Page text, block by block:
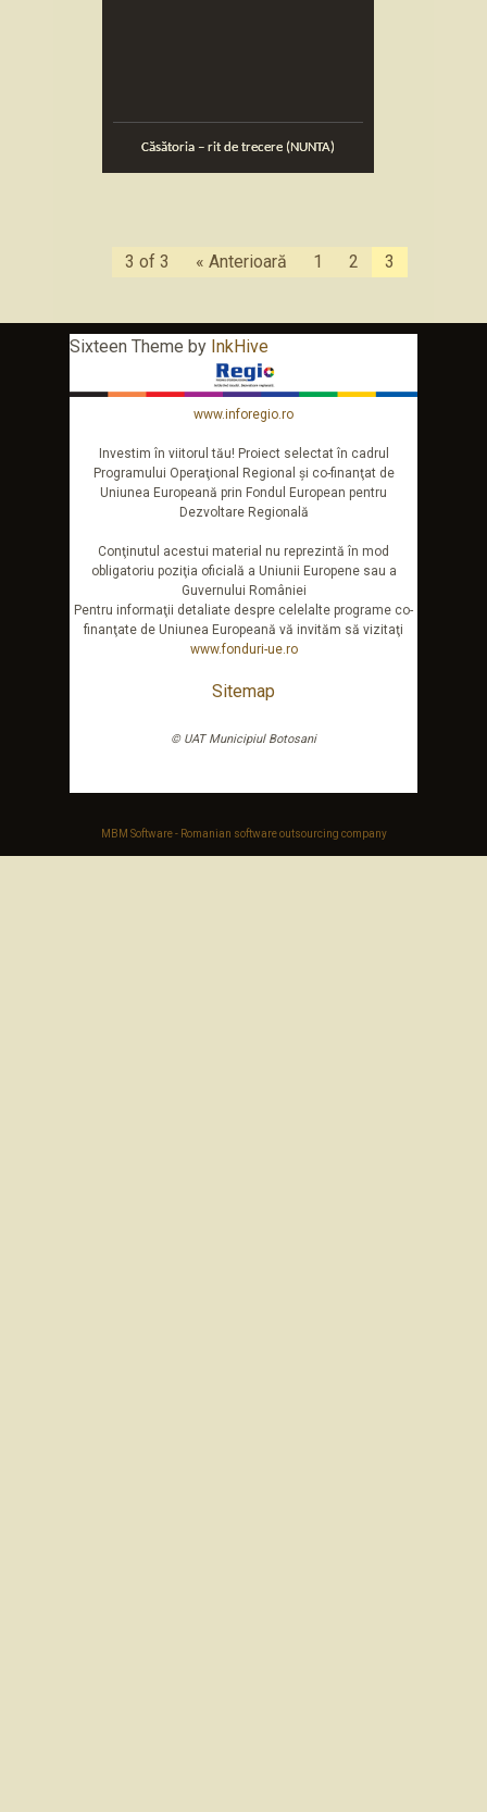
Căsătoria – rit de trecere (NUNTA)
3 of 3 « Anterioară 1 2 3
Sixteen Theme by InkHive
www.inforegio.ro
Investim în viitorul tău! Proiect selectat în cadrul
Programului Operaţional Regional şi co-finanţat de
Uniunea Europeană prin Fondul European pentru
Dezvoltare Regională
Conţinutul acestui material nu reprezintă în mod
obligatoriu poziţia oficială a Uniunii Europene sau a
Guvernului României
Pentru informaţii detaliate despre celelalte programe co-
finanţate de Uniunea Europeană vă invităm să vizitaţi
www.fonduri-ue.ro
Sitemap
© UAT Municipiul Botosani
MBM Software - Romanian software outsourcing company